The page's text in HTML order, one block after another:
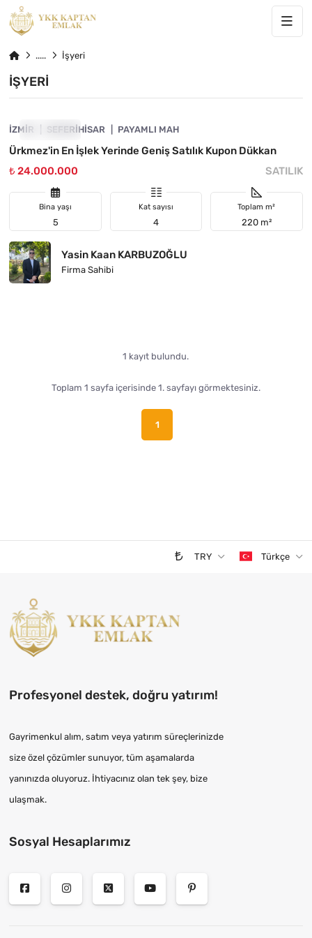
İşyeri
İŞYERI
ÖNE ÇIKAN
İZMIR SEFERIHISAR PAYAMLI MAH
Ürkmez'in En İşlek Yerinde Geniş Satılık Kupon Dükkan
₺ 24.000.000
SATILIK
Bina yaşı
5
Kat sayısı
4
Toplam m²
220 m²
Yasin Kaan KARBUZOĞLU
Firma Sahibi
1 kayıt bulundu.
Toplam 1 sayfa içerisinde 1. sayfayı görmektesiniz.
1
TRY Türkçe
Profesyonel destek, doğru yatırım!
Gayrimenkul alım, satım veya yatırım süreçlerinizde
size özel çözümler sunuyor, tüm aşamalarda
yanınızda oluyoruz. İhtiyacınız olan tek şey, bize
ulaşmak.
Sosyal Hesaplarımız